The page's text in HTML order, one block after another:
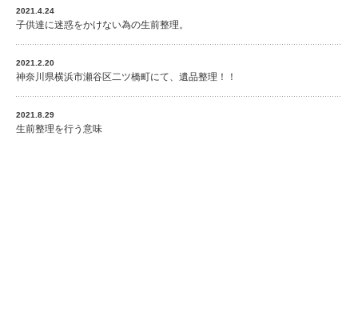
2021.4.24
子供達に迷惑をかけない為の生前整理。
2021.2.20
神奈川県横浜市瀬谷区二ツ橋町にて、遺品整理！！
2021.8.29
生前整理を行う意味